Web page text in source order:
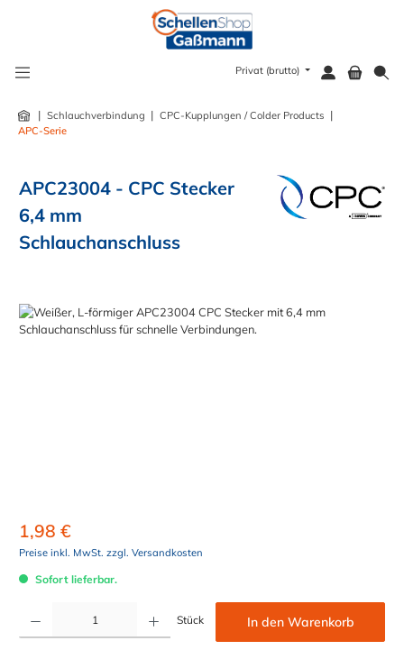
Privat (brutto)
| Schlauchverbindung | CPC-Kupplungen / Colder Products |
APC-Serie
APC23004 - CPC Stecker
6,4 mm
Schlauchanschluss
Bildergalerie überspringen
1,98 €
Preise inkl. MwSt. zzgl. Versandkosten
Sofort lieferbar.
Stück In den Warenkorb